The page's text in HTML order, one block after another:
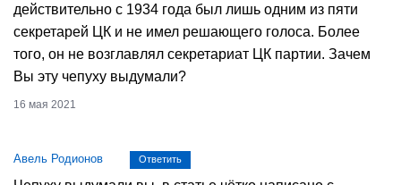
действительно с 1934 года был лишь одним из пяти
секретарей ЦК и не имел решающего голоса. Более
того, он не возглавлял секретариат ЦК партии. Зачем
Вы эту чепуху выдумали?
16 мая 2021
Авель Родионов Ответить